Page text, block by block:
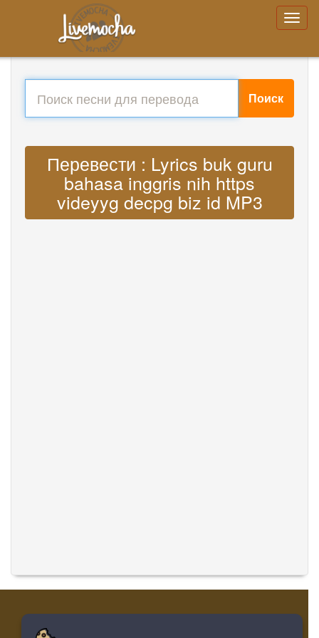
Поиск
Перевести : Lyrics buk guru
bahasa inggris nih https
videyyg decpg biz id MP3